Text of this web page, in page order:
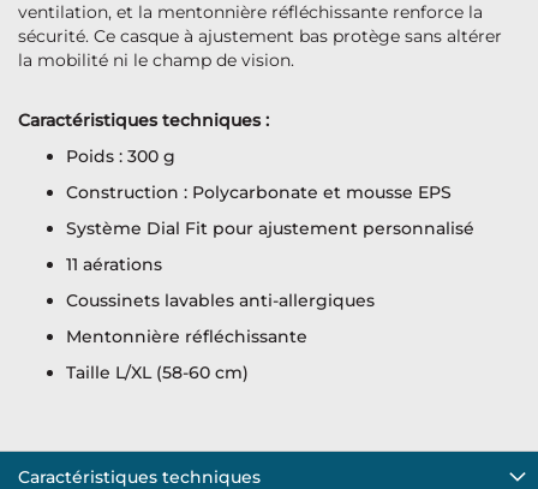
ventilation, et la mentonnière réfléchissante renforce la
sécurité. Ce casque à ajustement bas protège sans altérer
la mobilité ni le champ de vision.
Caractéristiques techniques :
Poids : 300 g
Construction : Polycarbonate et mousse EPS
Système Dial Fit pour ajustement personnalisé
11 aérations
Coussinets lavables anti-allergiques
Mentonnière réfléchissante
Taille L/XL (58-60 cm)
Caractéristiques techniques